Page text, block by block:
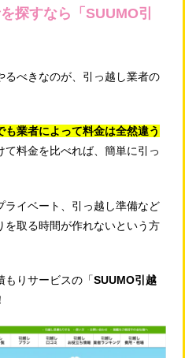
探すなら「SUUMO引
るべきなのが、引っ越し業者の
も業者によって料金は全然違う
て料金を比べれば、簡単に引っ
ライベート、引っ越し準備など
を取る時間が作れないという方
もりサービスの「SUUMO引越